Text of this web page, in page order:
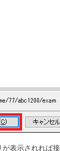
表示されれば